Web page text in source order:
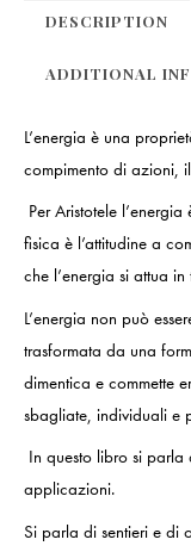
DESCRIPTION
ADDITIONAL
L’energia è una
compimento di azioni,
Per Aristotele
fisica è l’attitudine a
che l’energia si attua
L’energia non può
trasformata da una
dimentica e commette
sbagliate, individuali e
In questo libro si parla
applicazioni.
Si parla di sentieri e di